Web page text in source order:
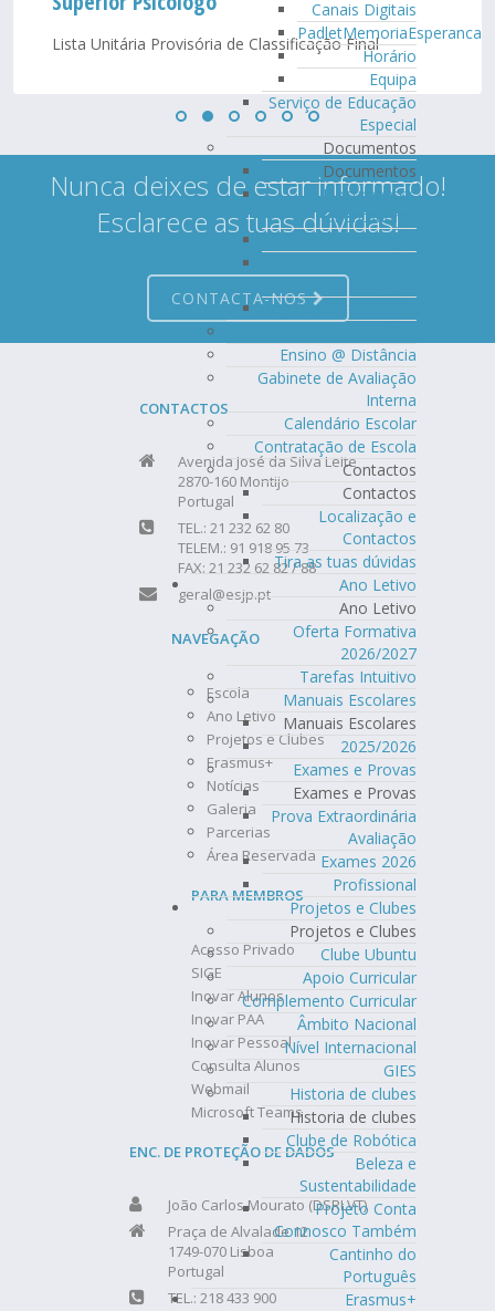
Canais Digitais
PadletMemoriaEsperanca
Horário
Equipa
Serviço de Educação
Especial
Documentos
Documentos
Documentos
Orientadores
Critérios Avaliação
Regulamentos/Planos
Ensino @ Distância
Gabinete de Avaliação
Interna
Calendário Escolar
Contratação de Escola
Contactos
Contactos
Localização e
Contactos
Tira as tuas dúvidas
Ano Letivo
Ano Letivo
Oferta Formativa
2026/2027
Tarefas Intuitivo
Manuais Escolares
Manuais Escolares
2025/2026
Exames e Provas
Exames e Provas
Prova Extraordinária
Avaliação
Exames 2026
Profissional
Projetos e Clubes
Projetos e Clubes
Clube Ubuntu
Apoio Curricular
Complemento Curricular
Âmbito Nacional
Nível Internacional
GIES
Historia de clubes
Historia de clubes
Clube de Robótica
Beleza e
Sustentabilidade
Projeto Conta
Connosco Também
Cantinho do
Português
Erasmus+
Lista Unitária Provisória de Classificação Final
Nunca deixes de estar informado!
Esclarece as tuas dúvidas!
CONTACTA-NOS
CONTACTOS
Avenida José da Silva Leite
2870-160 Montijo
Portugal
TEL.: 21 232 62 80
TELEM.: 91 918 95 73
FAX: 21 232 62 82 / 88
geral@esjp.pt
NAVEGAÇÃO
Escola
Ano Letivo
Projetos e Clubes
Erasmus+
Notícias
Galeria
Parcerias
Área Reservada
PARA MEMBROS
Acesso Privado
SIGE
Inovar Alunos
Inovar PAA
Inovar Pessoal
Consulta Alunos
Webmail
Microsoft Teams
ENC. DE PROTEÇÃO DE DADOS
João Carlos Mourato (DSRLVT)
Praça de Alvalade 12
1749-070 Lisboa
Portugal
TEL.: 218 433 900